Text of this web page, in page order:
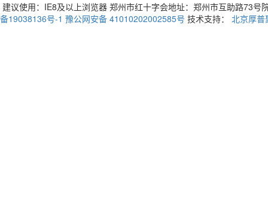
建议使用：IE8及以上浏览器 郑州市红十字会地址：郑州市互助路73号
备19038136号-1 豫公网安备 41010202002585号 技术支持： 北京厚普